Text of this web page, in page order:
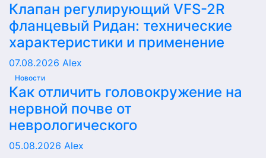
Клапан регулирующий VFS-2R
фланцевый Ридан: технические
характеристики и применение
07.08.2026 Alex
Новости
Как отличить головокружение на
нервной почве от
неврологического
05.08.2026 Alex